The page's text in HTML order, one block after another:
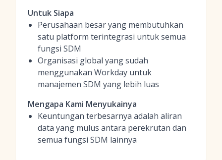
Untuk Siapa
Perusahaan besar yang membutuhkan
satu platform terintegrasi untuk semua
fungsi SDM
Organisasi global yang sudah
menggunakan Workday untuk
manajemen SDM yang lebih luas
Mengapa Kami Menyukainya
Keuntungan terbesarnya adalah aliran
data yang mulus antara perekrutan dan
semua fungsi SDM lainnya